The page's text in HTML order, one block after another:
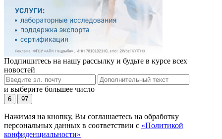
Подпишитесь на нашу рассылку и будьте в курсе всех
новостей
и выберите большее число
6 97
Нажимая на кнопку, Вы соглашаетесь на обработку
персональных данных в соответствии с «Политикой
конфиденциальности»